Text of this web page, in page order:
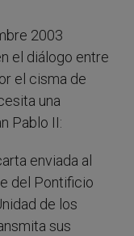
2003
el diálogo entre
el cisma de
una
Pablo II:
enviada al
del Pontificio
de los
sus